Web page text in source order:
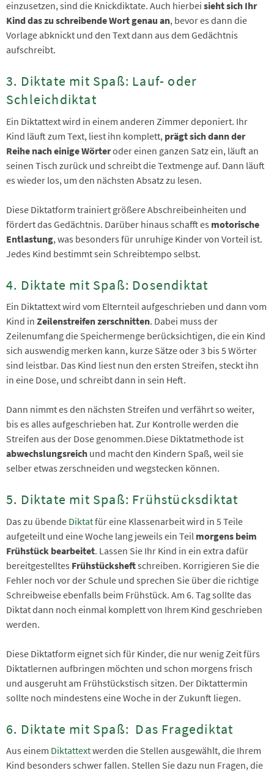
einzusetzen, sind die Knickdiktate. Auch hierbei sieht sich Ihr
Kind das zu schreibende Wort genau an, bevor es dann die
Vorlage abknickt und den Text dann aus dem Gedächtnis
aufschreibt.
3. Diktate mit Spaß: Lauf- oder
Schleichdiktat
Ein Diktattext wird in einem anderen Zimmer deponiert. Ihr
Kind läuft zum Text, liest ihn komplett, prägt sich dann der
Reihe nach einige Wörteroder einen ganzen Satz ein, läuft an
seinen Tisch zurück und schreibt die Textmenge auf. Dann läuft
es wieder los, um den nächsten Absatz zu lesen.
Diese Diktatform trainiert größere Abschreibeinheiten und
fördert das Gedächtnis. Darüber hinaus schafft es motorische
Entlastung, was besonders für unruhige Kinder von Vorteil ist.
Jedes Kind bestimmt sein Schreibtempo selbst.
4. Diktate mit Spaß: Dosendiktat
Ein Diktattext wird vom Elternteil aufgeschrieben und dann vom
Kind in Zeilenstreifen zerschnitten. Dabei muss der
Zeilenumfang die Speichermenge berücksichtigen, die ein Kind
sich auswendig merken kann, kurze Sätze oder 3 bis 5 Wörter
sind leistbar. Das Kind liest nun den ersten Streifen, steckt ihn
in eine Dose, und schreibt dann in sein Heft.
Dann nimmt es den nächsten Streifen und verfährt so weiter,
bis es alles aufgeschrieben hat. Zur Kontrolle werden die
Streifen aus der Dose genommen.Diese Diktatmethode ist
abwechslungsreich und macht den Kindern Spaß, weil sie
selber etwas zerschneiden und wegstecken können.
5. Diktate mit Spaß: Frühstücksdiktat
Das zu übende Diktatfür eine Klassenarbeit wird in 5 Teile
aufgeteilt und eine Woche lang jeweils ein Teil morgens beim
Frühstück bearbeitet. Lassen Sie Ihr Kind in ein extra dafür
bereitgestelltes Frühstücksheftschreiben. Korrigieren Sie die
Fehler noch vor der Schule und sprechen Sie über die richtige
Schreibweise ebenfalls beim Frühstück. Am 6. Tag sollte das
Diktat dann noch einmal komplett von Ihrem Kind geschrieben
werden.
Diese Diktatform eignet sich für Kinder, die nur wenig Zeit fürs
Diktatlernen aufbringen möchten und schon morgens frisch
und ausgeruht am Frühstückstisch sitzen. Der Diktattermin
sollte noch mindestens eine Woche in der Zukunft liegen.
6. Diktate mit Spaß: Das Fragediktat
Aus einem Diktattextwerden die Stellen ausgewählt, die Ihrem
Kind besonders schwer fallen. Stellen Sie dazu nun Fragen, die